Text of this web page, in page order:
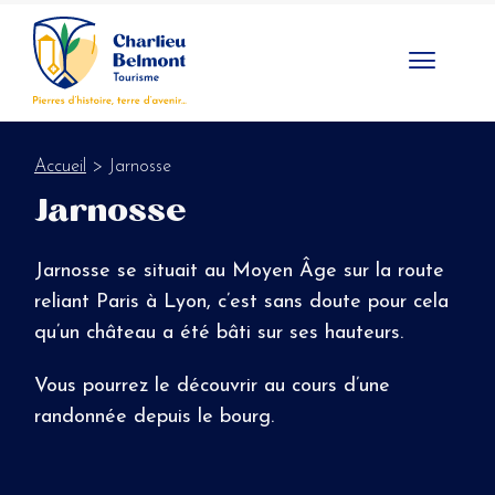
Accueil > Jarnosse
Jarnosse
Jarnosse se situait au Moyen Âge sur la route
reliant Paris à Lyon, c’est sans doute pour cela
qu’un château a été bâti sur ses hauteurs.
Vous pourrez le découvrir au cours d’une
randonnée depuis le bourg.
Panneau de gestion des cookies